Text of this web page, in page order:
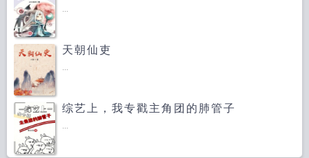
...
天朝仙吏
...
综艺上，我专戳主角团的肺管子
...